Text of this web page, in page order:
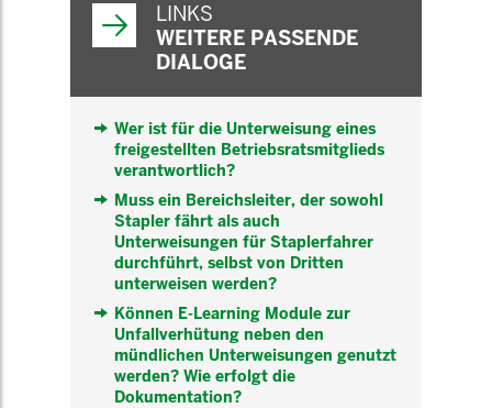
LINKS
WEITERE PASSENDE
DIALOGE
Wer ist für die Unterweisung eines
freigestellten Betriebsratsmitglieds
verantwortlich?
Muss ein Bereichsleiter, der sowohl
Stapler fährt als auch
Unterweisungen für Staplerfahrer
durchführt, selbst von Dritten
unterweisen werden?
Können E-Learning Module zur
Unfallverhütung neben den
mündlichen Unterweisungen genutzt
werden? Wie erfolgt die
Dokumentation?